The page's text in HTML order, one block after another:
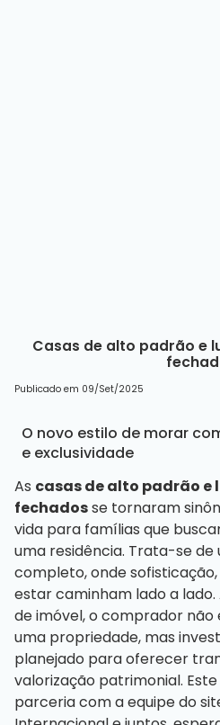
Casas de alto padrão e
Publicado em 09/Set/2025
O novo estilo de morar
e exclusividade
As casas de alto padrão e
fechadosse tornaram
vida para famílias que
uma residência. Trata-se de
completo, onde
estar caminham lado a
de imóvel, o comprador não
uma propriedade, mas
planejado para oferecer
valorização patrimonial.
parceria com a equipe do